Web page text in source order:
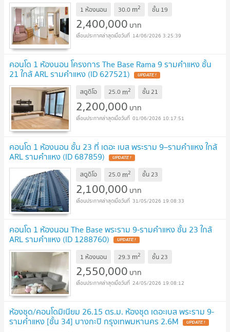
1 ห้องนอน 30.0 m2 ชั้น 19
2,400,000 บาท
14/06/2026 3:25:39
คอนโด 1 ห้องนอน โครงการ The Base Rama 9 รามคำแหง ชั้น
21 ใกล้ ARL รามคำแหง (ID 627521) UPDATE !
สตูดิโอ 25.0 m2 ชั้น21
2,200,000 บาท
01/06/2026 10:17:51
คอนโด 1 ห้องนอน ชั้น 23 ที่ เดอะ เบส พระราม 9–รามคำแหง ใกล้
ARL รามคำแหง (ID 687859) UPDATE !
สตูดิโอ 25.0 m2 ชั้น23
2,100,000 บาท
31/05/2026 19:08:33
คอนโด 1 ห้องนอน The Base พระราม 9-รามคำแหง ชั้น 23 ใกล้
ARL รามคำแหง (ID 1288760) UPDATE !
1 ห้องนอน 29.3 m2 ชั้น23
2,550,000 บาท
24/05/2026 19:08:12
ห้องชุด/คอนโดมิเนียม 26.15 ตร.ม. ห้องชุด เดอะเบส พระราม 9-
รามคำแหง [ชั้น 34] บางกะปิ กรุงเทพมหานคร 2.6M UPDATE !